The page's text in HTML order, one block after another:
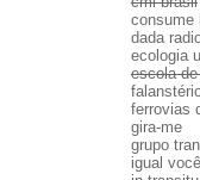
consume
dada
ecologia
escola
ferrovias
gira-me
grupo
igual você